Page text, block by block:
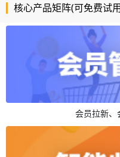
核心产品矩阵(可免费试
会员拉新、